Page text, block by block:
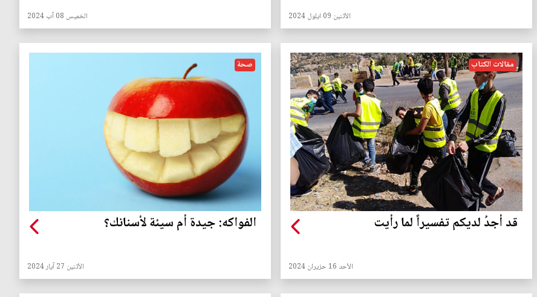
الأثنين 09 ايلول 2024 الخميس 08 آب 2024
مقالات الكتاب
قد أجدُ لديكم تفسيراً لما رأيت
الأحد 16 حزيران 2024
صحة
الفواكه: جيدة أم سيئة لأسنانك؟
الأثنين 27 آيار 2024